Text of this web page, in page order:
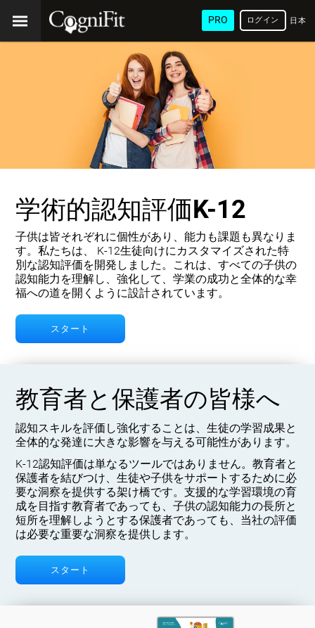
PRO 日本
語
ログイン
学術的認知評価K-12
子供は皆それぞれに個性があり、能力も課題も異なりま
す。私たちは、 K-12生徒向けにカスタマイズされた特
別な認知評価を開発しました。これは、すべての子供の
認知能力を理解し、強化して、学業の成功と全体的な幸
福への道を開くように設計されています。
スタート
教育者と保護者の皆様へ
認知スキルを評価し強化することは、生徒の学習成果と
全体的な発達に大きな影響を与える可能性があります。
K-12認知評価は単なるツールではありません。教育者と
保護者を結びつけ、生徒や子供をサポートするために必
要な洞察を提供する架け橋です。支援的な学習環境の育
成を目指す教育者であっても、子供の認知能力の長所と
短所を理解しようとする保護者であっても、当社の評価
は必要な重要な洞察を提供します。
スタート